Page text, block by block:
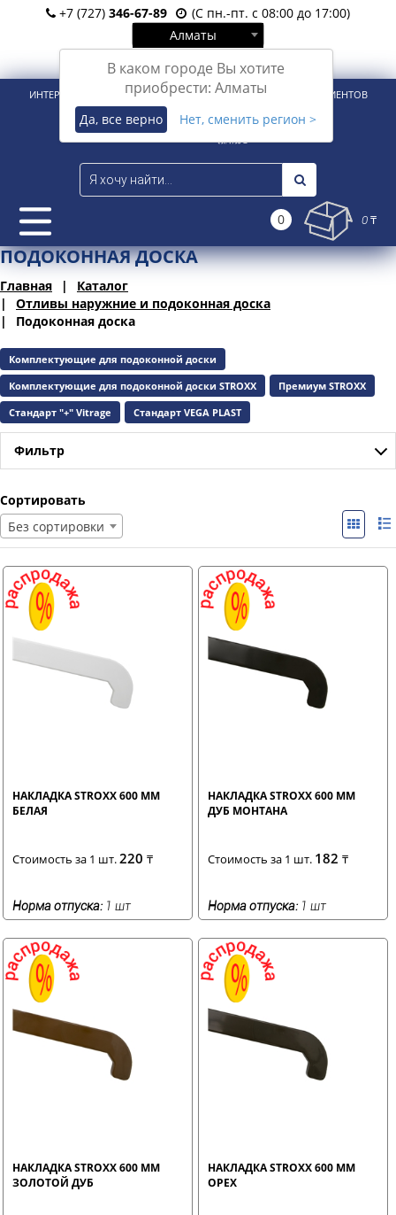
+7 (727) 346-67-89
(С пн.-пт. с 08:00 до 17:00)
Алматы
В каком городе Вы хотите
приобрести: Алматы
Да, все верно Нет, сменить регион >
Вход Регистрация
ИНТЕРНЕТ-МАГАЗИН ДЛЯ РОЗНИЧНЫХ И КОРПОРАТИВНЫХ КЛИЕНТОВ
0 0 ₸
ПОДОКОННАЯ ДОСКА
Главная
Каталог
Отливы наружние и подоконная доска
Подоконная доска
Комплектующие для подоконной доски
Комплектующие для подоконной доски STROXX
Премиум STROXX
Стандарт "+" Vitrage
Стандарт VEGA PLAST
Фильтр
Сортировать
Без сортировки
НАКЛАДКА STROXX 600 ММ
БЕЛАЯ
Стоимость за 1 шт.220 ₸
Норма отпуска: 1 шт
НАКЛАДКА STROXX 600 ММ
ДУБ МОНТАНА
Стоимость за 1 шт. 182₸
Норма отпуска: 1 шт
НАКЛАДКА STROXX 600 ММ
ЗОЛОТОЙ ДУБ
НАКЛАДКА STROXX 600 ММ
ОРЕХ